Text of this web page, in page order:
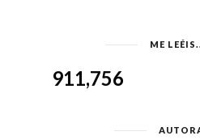
ME
911,756